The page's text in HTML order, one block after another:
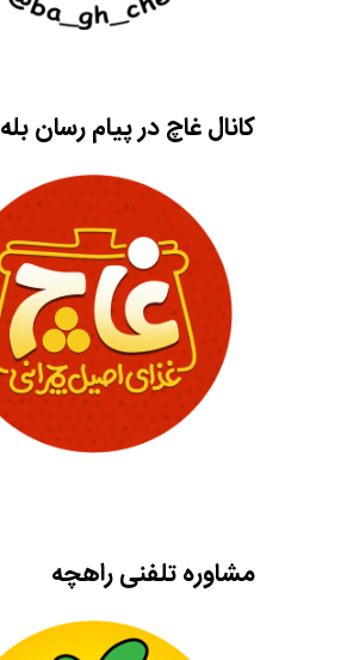
کانال غاچ در پیام رسان بله
مشاوره تلفنی راهچه